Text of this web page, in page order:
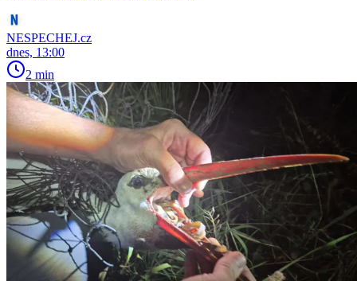
NESPECHEJ.cz
dnes, 13:00
2 min